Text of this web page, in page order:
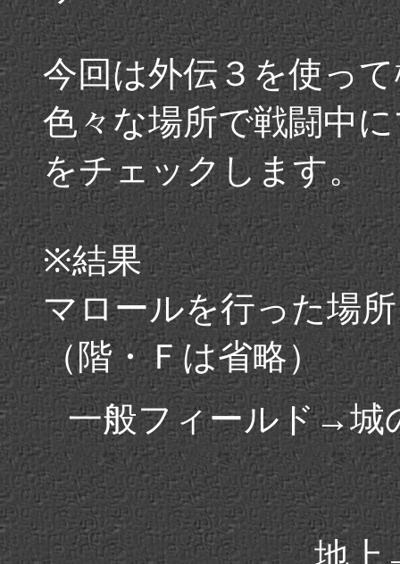
今回は外伝３を使っ
色々な場所で戦闘中
をチェックします。
※結果
マロールを行った場
（階・Ｆは省略）
一般フィールド→城
地上